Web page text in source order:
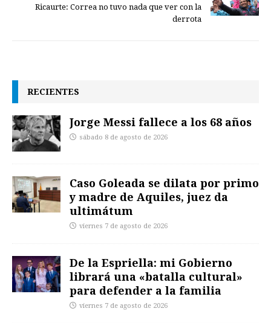
Ricaurte: Correa no tuvo nada que ver con la
derrota
RECIENTES
Jorge Messi fallece a los 68 años
sábado 8 de agosto de 2026
Caso Goleada se dilata por primo
y madre de Aquiles, juez da
ultimátum
viernes 7 de agosto de 2026
De la Espriella: mi Gobierno
librará una «batalla cultural»
para defender a la familia
viernes 7 de agosto de 2026